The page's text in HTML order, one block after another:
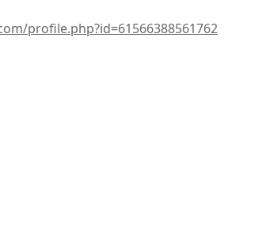
profile.php?id=61566388561762